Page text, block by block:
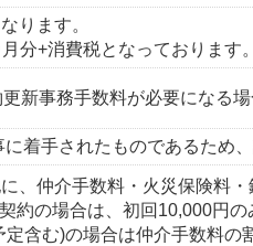
ります。
分+消費税となっております。
新事務手数料が必要になる
着手されたものであるため
仲介手数料・火災保険料・
の場合は、初回10,000円の
む)の場合は仲介手数料の